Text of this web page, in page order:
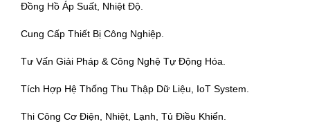
Đồng Hồ Áp Suất, Nhiệt Độ.
Cung Cấp Thiết Bị Công Nghiệp.
Tư Vấn Giải Pháp & Công Nghệ Tự Động Hóa.
Tích Hợp Hệ Thống Thu Thập Dữ Liệu, IoT System.
Thi Công Cơ Điện, Nhiệt, Lạnh, Tủ Điều Khiển.